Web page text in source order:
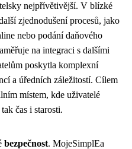
nejpřívětivější. V blízké
zjednodušení procesů, jako
nebo podání daňového
na integraci s dalšími
poskytla komplexní
a úředních záležitostí. Cílem
místem, kde uživatelé
čas i starosti.
bezpečnost. MojeSimplEa